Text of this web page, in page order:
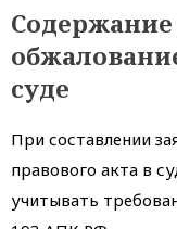
Содержание
суде
При составлении
правового акта в
учитывать